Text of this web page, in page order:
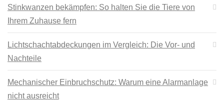
Stinkwanzen bekämpfen: So halten Sie die Tiere von
Ihrem Zuhause fern
Lichtschachtabdeckungen im Vergleich: Die Vor- und
Nachteile
Mechanischer Einbruchschutz: Warum eine Alarmanlage
nicht ausreicht